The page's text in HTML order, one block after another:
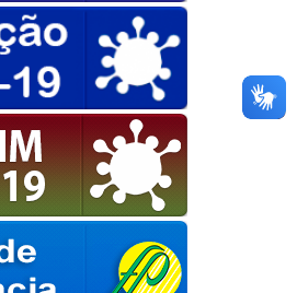
European Commission |